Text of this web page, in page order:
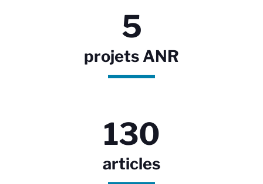
5
projets ANR
130
articles